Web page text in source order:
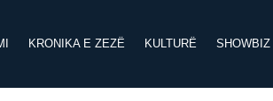
KRONIKA E ZEZË KULTURË SHOWBIZ